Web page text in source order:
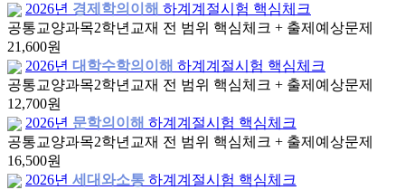
2026년 경제학의이해 하계계절시험 핵심체크
공통교양과목2학년 교재 전 범위 핵심체크 + 출제예상문제
21,600원
2026년 대학수학의이해 하계계절시험 핵심체크
공통교양과목2학년 교재 전 범위 핵심체크 + 출제예상문제
12,700원
2026년 문학의이해 하계계절시험 핵심체크
공통교양과목2학년 교재 전 범위 핵심체크 + 출제예상문제
16,500원
2026년 세대와소통 하계계절시험 핵심체크